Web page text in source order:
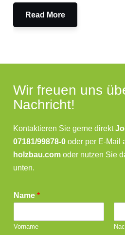
Read More
Wir freuen uns
Nachricht!
Kontaktieren Sie gerne direkt
07181/99878-0oder per E-Mail
holzbau.com oder nutzen Sie
unten.
Name *
Vorname